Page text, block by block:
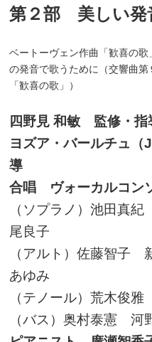
第２部 美しい
ベートーヴェン作曲「歓喜の
の発音で歌うために（交響曲
「歓喜の歌」）
四野見 和敏 監修・指
ヨズア・バールチュ
導
合唱 ヴォーカルコン
（ソプラノ）池田
尾良子
（アルト）佐藤智
あゆみ
（テノール）荒木俊
（バス）奥村泰憲